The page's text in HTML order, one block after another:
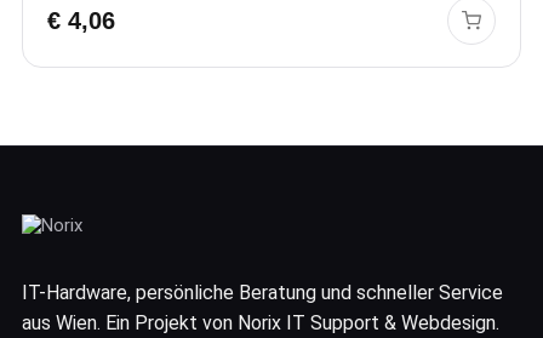
€4,06
IT-Hardware, persönliche Beratung und schneller Service
aus Wien. Ein Projekt von Norix IT Support & Webdesign.